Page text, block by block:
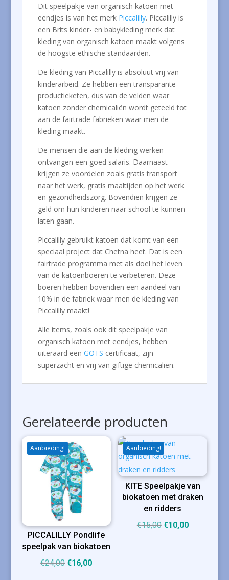
Dit speelpakje van organisch katoen met
eendjes is van het merk Piccalilly. Piccalilly is
een Brits kinder- en babykleding merk dat
kleding van organisch katoen maakt volgens
de hoogste ethische standaarden.
De kleding van Piccalilly is absoluut vrij van
kinderarbeid. Ze hebben een transparante
productieketen, dus van de velden waar
katoen zonder chemicaliën wordt geteeld tot
aan de fairtrade fabrieken waar men de
kleding maakt.
De mensen die aan de kleding werken
ontvangen een goed salaris. Daarnaast
krijgen ze voordelen zoals gratis transport
naar het werk, gratis maaltijden op het werk
en gezondheidszorg. Bovendien krijgen ze
geld om hun kinderen naar school te kunnen
laten gaan.
Piccalilly gebruikt katoen dat komt van een
speciaal project dat Chetna heet. Dat is een
fairtrade programma met als doel het leven
van de katoenboeren te verbeteren. Deze
boeren hebben bovendien een aandeel van
10% in de fabriek waar men de kleding van
Piccalilly maakt!
Alle items, zoals ook dit speelpakje van
organisch katoen met eendjes, hebben
uiteraard een GOTS certificaat, zijn
superzacht en vrij van giftige chemicaliën.
Gerelateerde producten
Aanbieding!
PICCALILLY Pondlife
speelpak van biokatoen
€24,00 Oorspronkelijke
€16,00Huidige
Aanbieding!
KITE Speelpakje van
biokatoen met draken
en ridders
€15,00 Oorspronkelijke
€10,00Huidige